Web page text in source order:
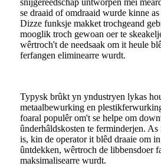
se draaid of omdraaid wurde kinne
Dizze funksje makket trochgeand
mooglik troch gewoan oer te
wêrtroch't de needsaak om it heule
ferfangen eliminearre wurdt.
Typysk brûkt yn yndustryen lykas
metaalbewurking en
foaral populêr om't se helpe om
ûnderhâldskosten te ferminderjen.
is, kin de operator it blêd draaie om
ûntdekken, wêrtroch de libbensdoer
maksimalisearre wurdt.